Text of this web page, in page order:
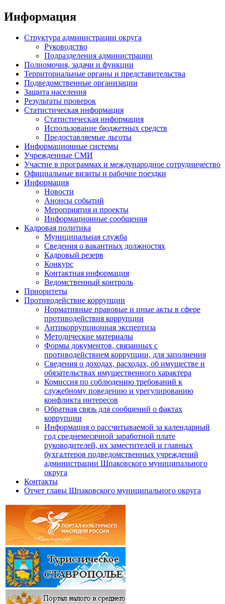
Информация
Структура администрации округа
Руководство
Подразделения администрации
Полномочия, задачи и функции
Территориальные органы и представительства
Подведомственные организации
Защита населения
Результаты проверок
Статистическая информация
Статистическая информация
Использование бюджетных средств
Предоставляемые льготы
Информационные системы
Учрежденные СМИ
Участие в программах и международное сотрудничество
Официальные визиты и рабочие поездки
Информация
Новости
Анонсы событий
Мероприятия и проекты
Информационные сообщения
Кадровая политика
Муниципальная служба
Сведения о вакантных должностях
Кадровый резерв
Конкурс
Контактная информация
Ведомственный контроль
Приоритеты
Противодействие коррупции
Нормативные правовые и иные акты в сфере
противодействия коррупции
Антикоррупционная экспертиза
Методические материалы
Формы документов, связанных с
противодействием коррупции, для заполнения
Сведения о доходах, расходах, об имуществе и
обязательствах имущественного характера
Комиссия по соблюдению требований к
служебному поведению и урегулированию
конфликта интересов
Обратная связь для сообщений о фактах
коррупции
Информация о рассчитываемой за календарный
год среднемесячной заработной плате
руководителей, их заместителей и главных
бухгалтеров подведомственных учреждений
администрации Шпаковского муниципального
округа
Контакты
Отчет главы Шпаковского муниципального округа